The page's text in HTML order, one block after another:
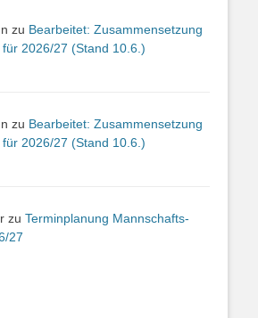
zu Bearbeitet: Zusammensetzung
2026/27 (Stand 10.6.)
zu Bearbeitet: Zusammensetzung
2026/27 (Stand 10.6.)
zu Terminplanung Mannschafts-
27